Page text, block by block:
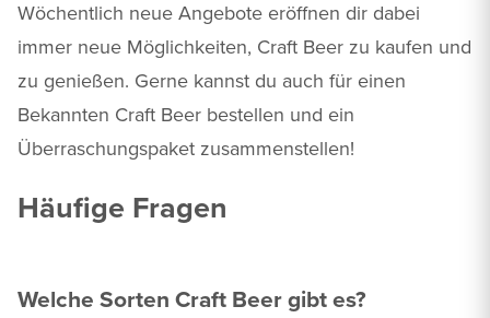
Wöchentlich neue Angebote eröffnen dir dabei
immer neue Möglichkeiten, Craft Beer zu kaufen und
zu genießen. Gerne kannst du auch für einen
Bekannten Craft Beer bestellen und ein
Überraschungspaket zusammenstellen!
Häufige Fragen
Welche Sorten Craft Beer gibt es?